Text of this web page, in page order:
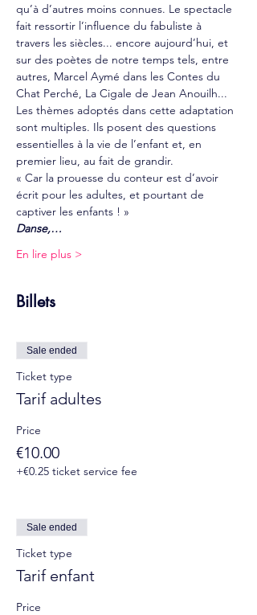
qu’à d’autres moins connues. Le spectacle
fait ressortir l’influence du fabuliste à
travers les siècles... encore aujourd’hui, et
sur des poètes de notre temps tels, entre
autres, Marcel Aymé dans les Contes du
Chat Perché, La Cigale de Jean Anouilh...
Les thèmes adoptés dans cette adaptation
sont multiples. Ils posent des questions
essentielles à la vie de l’enfant et, en
premier lieu, au fait de grandir.
« Car la prouesse du conteur est d’avoir
écrit pour les adultes, et pourtant de
captiver les enfants ! »
Danse,…
En lire plus >
Billets
Sale ended
Ticket type
Tarif adultes
Price
€10.00
+€0.25 ticket service fee
Sale ended
Ticket type
Tarif enfant
Price